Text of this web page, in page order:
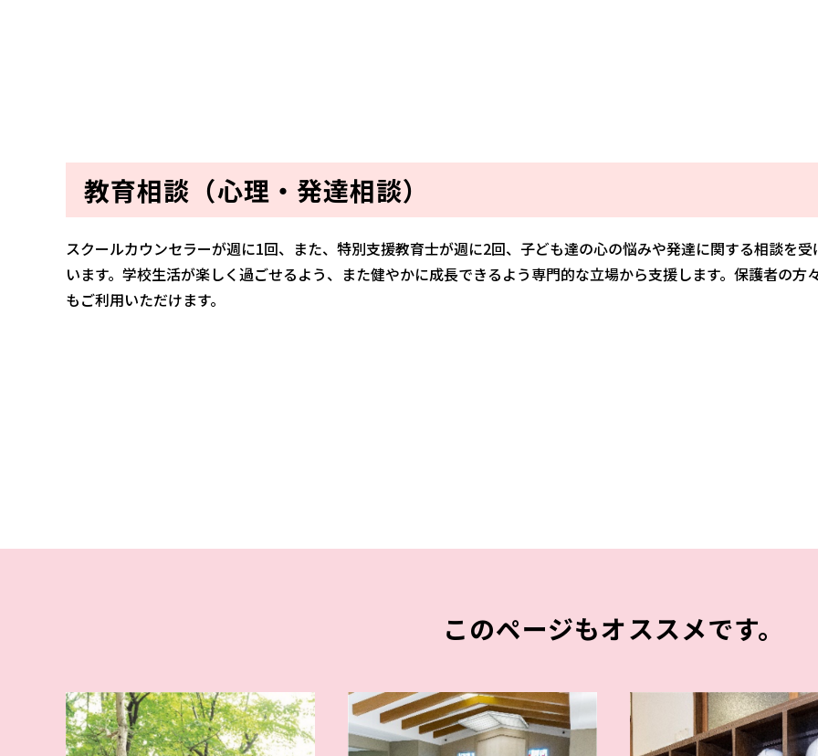
教育相談（心理・発達相談）
スクールカウンセラーが週に1回、また、特別支援教育士が週に2回、子ども達の心の悩みや発達に関する相談を受
います。学校生活が楽しく過ごせるよう、また健やかに成長できるよう専門的な立場から支援します。保護者の方
もご利用いただけます。
このページもオススメです。